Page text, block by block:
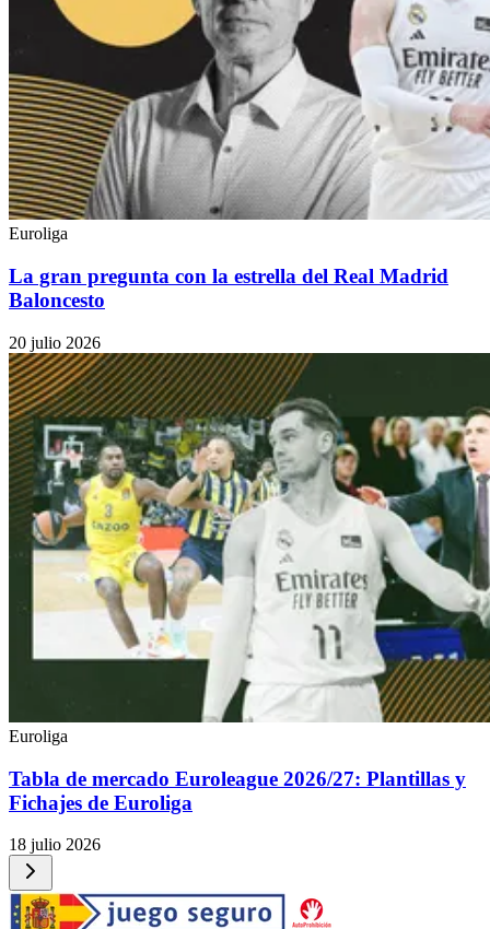
Euroliga
La gran pregunta con la estrella del Real Madrid
Baloncesto
20 julio 2026
Euroliga
Tabla de mercado Euroleague 2026/27: Plantillas y
Fichajes de Euroliga
18 julio 2026